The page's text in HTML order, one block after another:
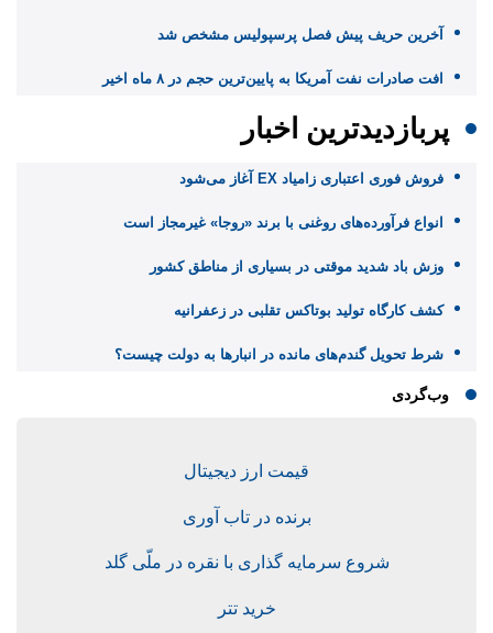
آخرین حریف پیش فصل پرسپولیس مشخص شد
افت صادرات نفت آمریکا به پایین‌ترین حجم در ۸ ماه اخیر
پربازدیدترین اخبار
فروش فوری اعتباری زامیاد EX آغاز می‌شود
انواع فرآورده‌های روغنی با برند «روجا» غیرمجاز است
وزش باد شدید موقتی در بسیاری از مناطق کشور
کشف کارگاه تولید بوتاکس تقلبی در زعفرانیه
شرط تحویل گندم‌های مانده در انبار‌ها به دولت چیست؟
وب‌گردی
قیمت ارز دیجیتال
برنده در تاب آوری
شروع سرمایه گذاری با نقره در ملّی گلد
خرید تتر